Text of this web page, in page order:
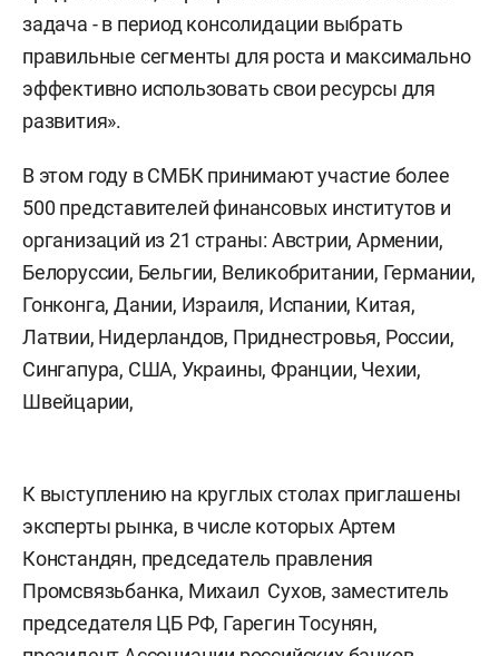
задача - в период консолидации выбрать
правильные сегменты для роста и максимально
эффективно использовать свои ресурсы для
развития».
В этом году в СМБК принимают участие более
500 представителей финансовых институтов и
организаций из 21 страны: Австрии, Армении,
Белоруссии, Бельгии, Великобритании, Германии,
Гонконга, Дании, Израиля, Испании, Китая,
Латвии, Нидерландов, Приднестровья, России,
Сингапура, США, Украины, Франции, Чехии,
Швейцарии,
К выступлению на круглых столах приглашены
эксперты рынка, в числе которых Артем
Констандян, председатель правления
Промсвязьбанка, Михаил Сухов, заместитель
председателя ЦБ РФ, Гарегин Тосунян,